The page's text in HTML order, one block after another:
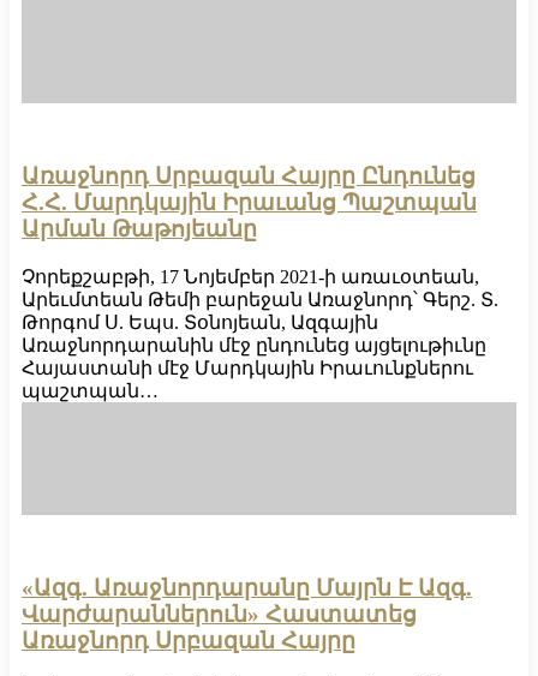
Առաջնորդ Սրբազան Հայրը Ընդունեց
Հ.Հ. Մարդկային Իրաւանց Պաշտպան
Արման Թաթոյեանը
Չորեքշաբթի, 17 Նոյեմբեր 2021-ի առաւօտեան,
Արեւմտեան Թեմի բարեջան Առաջնորդ՝ Գերշ. Տ.
Թորգոմ Ս. Եպս. Տօնոյեան, Ազգային
Առաջնորդարանին մէջ ընդունեց այցելութիւնը
Հայաստանի մէջ Մարդկային Իրաւունքներու
պաշտպան…
«Ազգ. Առաջնորդարանը Մայրն Է Ազգ.
Վարժարաններուն» Հաստատեց
Առաջնորդ Սրբազան Հայրը